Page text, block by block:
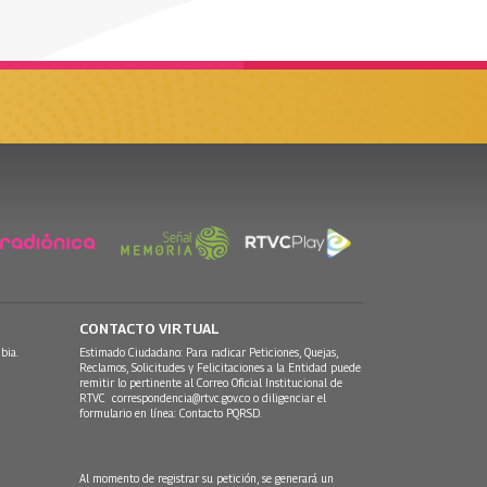
CONTACTO VIRTUAL
Estimado Ciudadano: Para radicar Peticiones, Quejas,
Reclamos, Solicitudes y Felicitaciones a la Entidad puede
remitir lo pertinente al Correo Oficial Institucional de
RTVC correspondencia@rtvc.gov.co o diligenciar el
formulario en línea: Contacto PQRSD.
Al momento de registrar su petición, se generará un